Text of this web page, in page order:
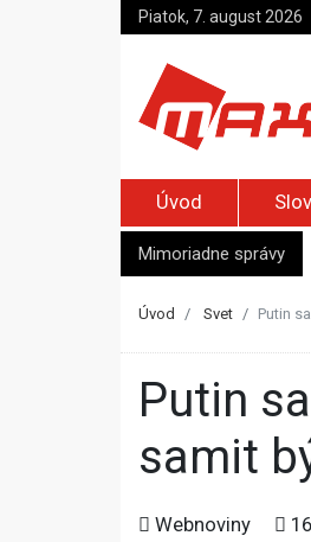
Piatok, 7. august 2026
Úvod
Mimoriadne správy
Úvod Svet Putin
Putin sa vyhol sankciám a nesľúbil prímerie, komentoval
samit
Webnoviny